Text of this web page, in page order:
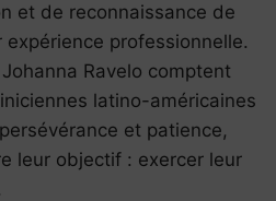
et de reconnaissance de
professionnelle.
Ravelo comptent
latino-américaines
et patience,
leur objectif : exercer leur